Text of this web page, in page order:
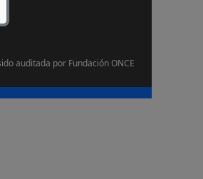
auditada por Fundación ONCE